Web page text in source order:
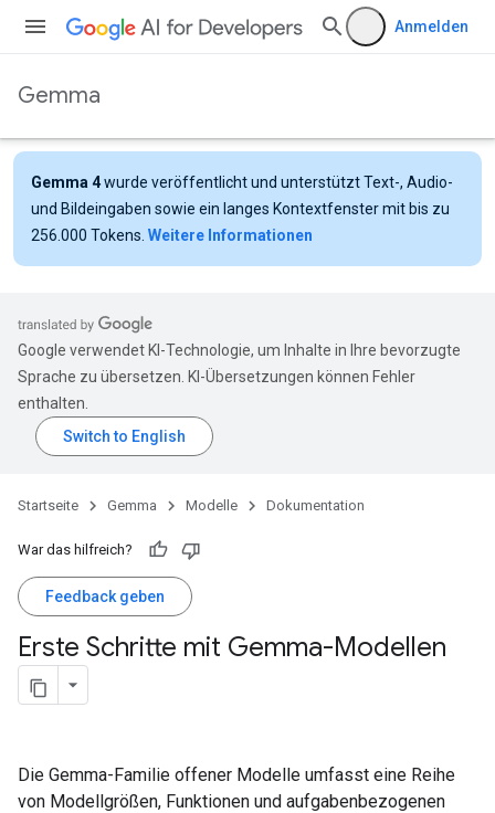
Anmelden
Gemma
Gemma 4wurde veröffentlicht und unterstützt Text-, Audio-
und Bildeingaben sowie ein langes Kontextfenster mit bis zu
256.000 Tokens. Weitere Informationen
Google verwendet KI-Technologie, um Inhalte in Ihre bevorzugte
Sprache zu übersetzen. KI-Übersetzungen können Fehler
enthalten.
Startseite Gemma Modelle Dokumentation
War das hilfreich?
Feedback geben
Erste Schritte mit Gemma-Modellen
Die Gemma-Familie offener Modelle umfasst eine Reihe
von Modellgrößen, Funktionen und aufgabenbezogenen